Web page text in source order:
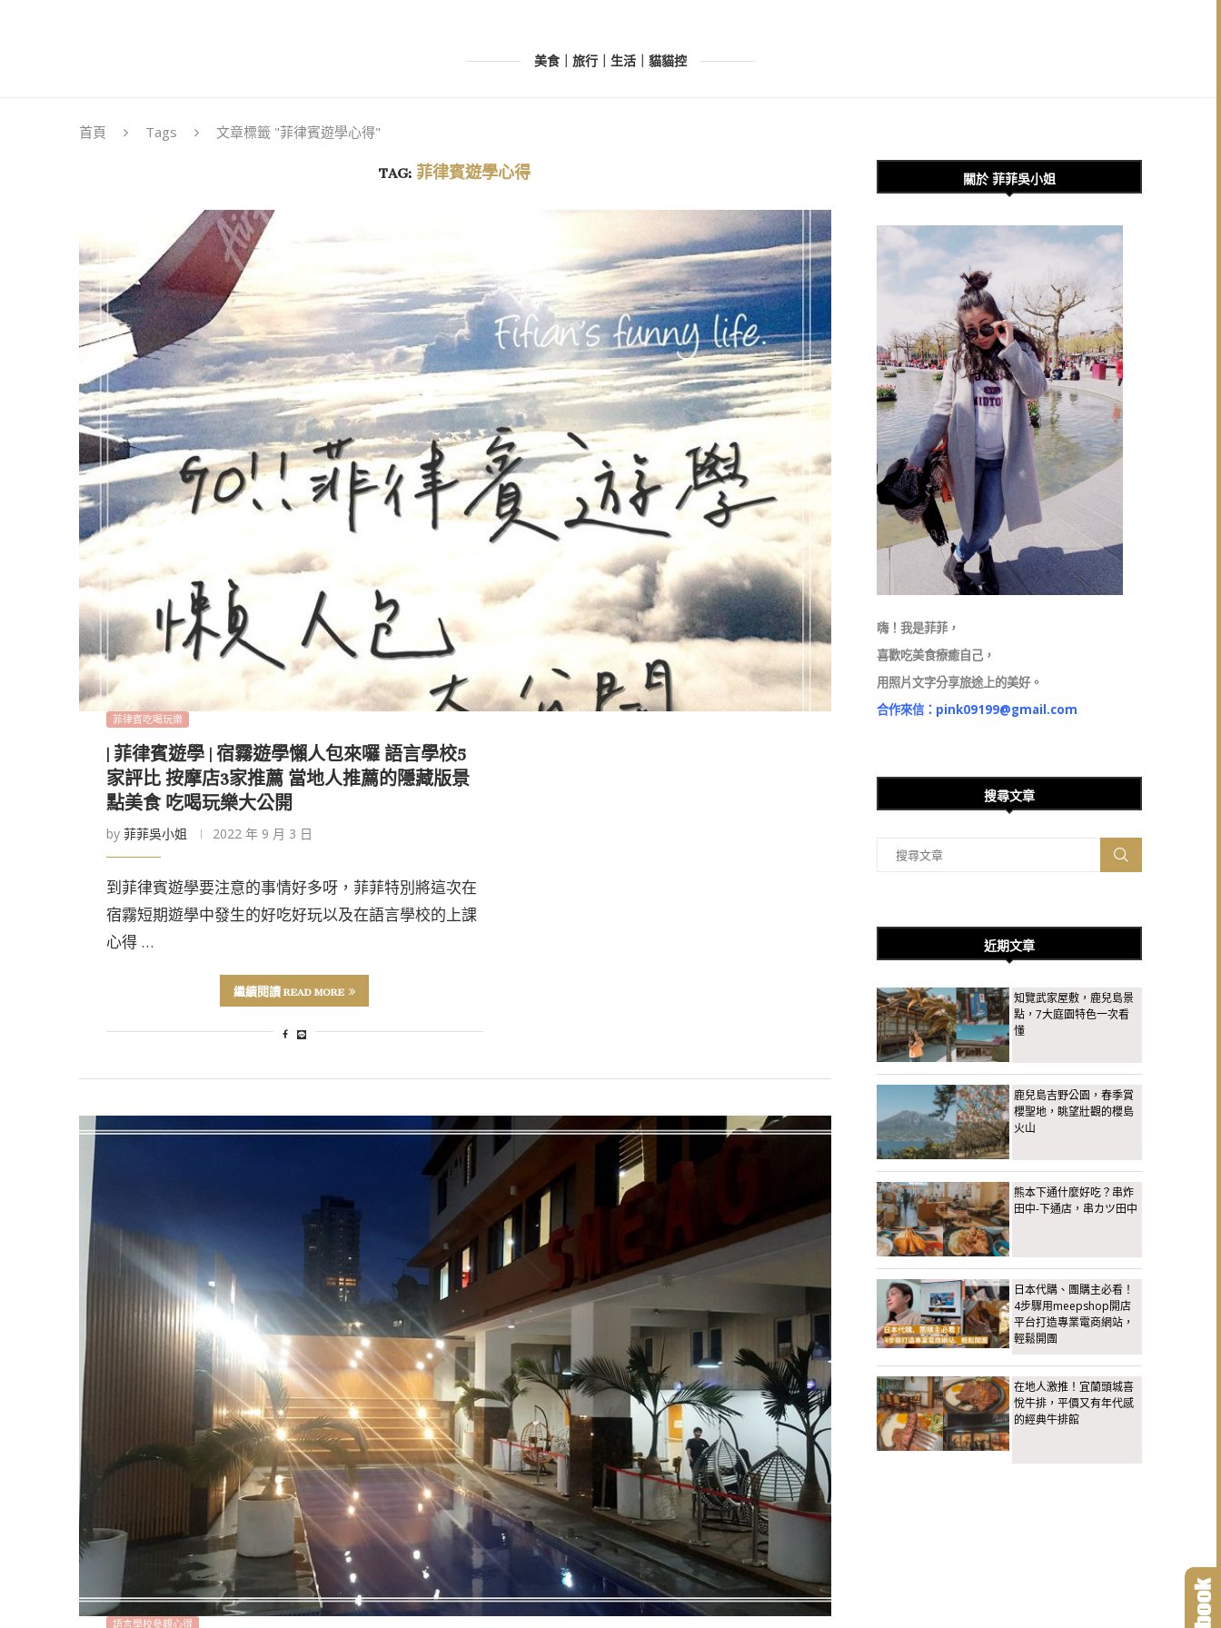
美食｜旅行｜生活｜貓貓控
首頁 Tags 文章標籤 "菲律賓遊學心得"
TAG:菲律賓遊學心得
菲律賓吃喝玩樂
| 菲律賓遊學 | 宿霧遊學懶人包來囉 語言學校5
家評比 按摩店3家推薦 當地人推薦的隱藏版景
點美食 吃喝玩樂大公開
by 菲菲吳小姐 2022 年 9 月 3 日
到菲律賓遊學要注意的事情好多呀，菲菲特別將這次在
宿霧短期遊學中發生的好吃好玩以及在語言學校的上課
心得 …
繼續閱讀 READ MORE
語言學校參觀心得
關於 菲菲吳小姐
嗨！我是菲菲，
喜歡吃美食療癒自己，
用照片文字分享旅途上的美好。
合作來信： pink09199@gmail.com
搜尋文章
近期文章
知覽武家屋敷，鹿兒島景
點，7大庭園特色一次看
懂
鹿兒島吉野公園，春季賞
櫻聖地，眺望壯觀的櫻島
火山
熊本下通什麼好吃？串炸
田中-下通店，串カツ田中
日本代購、團購主必看！
4步驟用meepshop開店
平台打造專業電商網站，
輕鬆開團
在地人激推！宜蘭頭城喜
悅牛排，平價又有年代感
的經典牛排館